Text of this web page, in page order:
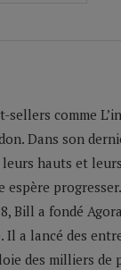
comme
Dans son
hauts et
espère
Bill a fondé
Il a lancé des
des milliers de